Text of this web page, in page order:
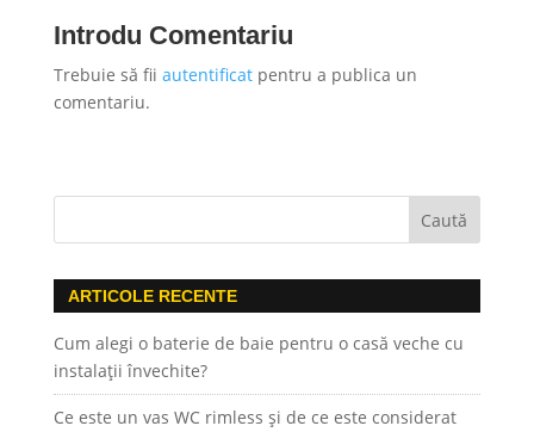
Introdu Comentariu
Trebuie să fii autentificatpentru a publica un
comentariu.
ARTICOLE RECENTE
Cum alegi o baterie de baie pentru o casă veche cu
instalații învechite?
Ce este un vas WC rimless și de ce este considerat